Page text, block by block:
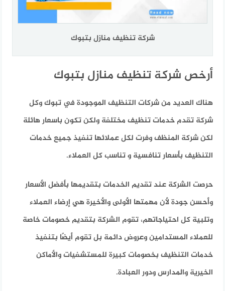
شركة تنظيف منازل بتبوك
أرخص شركة تنظيف منازل بتبوك
هناك العديد من شركات التنظيف الموجودة في تبوك وكل
شركة تقدم خدمات تنظيف مختلفة ولكن تكون باسعار هائلة
لكن شركة المنظف وفرت لكل عملائها تنفيذ جميع خدمات
التنظيف بأسعار تنافسية و تناسب كل العملاء.
حرصت الشركة عند تقديم الخدمات بتقديمها بأفضل الأسعار
وأحسن جودة لأن مهمتها الأولى والأخيرة هي إرضاء العملاء
وتلبية كل احتياجاتهم، تقوم الشركة بتقديم خصومات خاصة
للعملاء المستدامين وعروض دائمة بل تقوم أيضًا بتنفيذ
خدمات التنظيف بخصومات كبيرة للمستشفيات والأماكن
الخيرية والمدارس ودور العبادة.